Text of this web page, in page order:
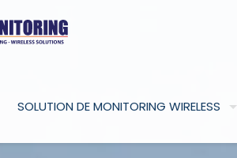
SOLUTION DE MONITORING WIRELESS